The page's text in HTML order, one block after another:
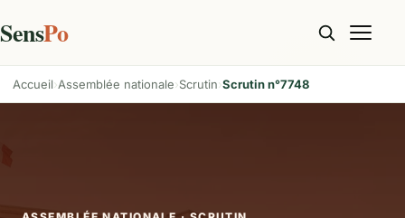
SensPo
Accueil Assemblée nationale Scrutin Scrutin n°7748